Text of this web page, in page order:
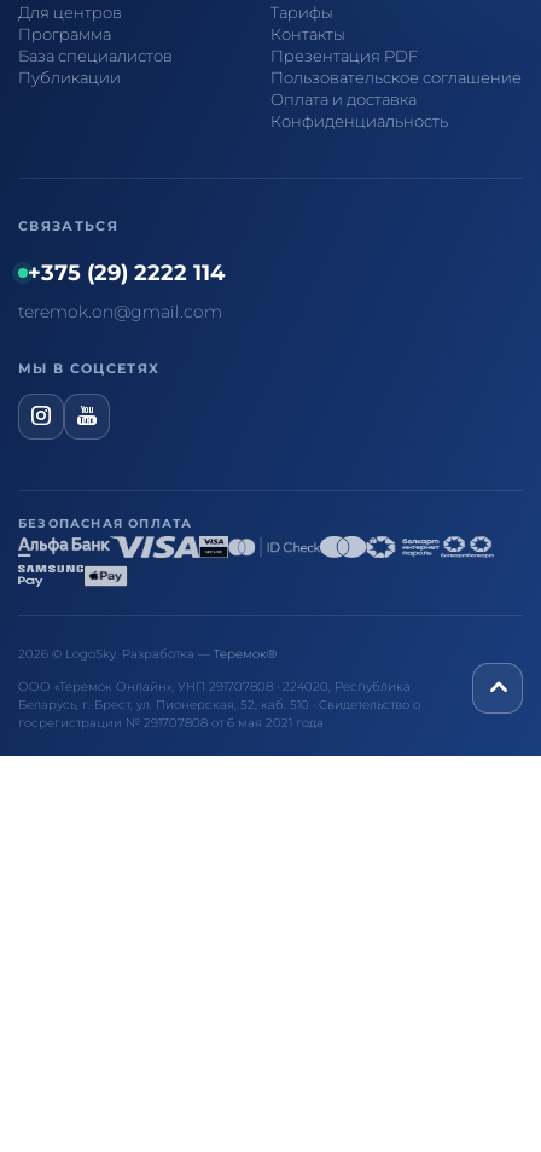
Для центров
Программа
База специалистов
Публикации
Тарифы
Контакты
Презентация PDF
Пользовательское соглашение
Оплата и доставка
Конфиденциальность
СВЯЗАТЬСЯ
+375 (29) 2222 114
teremok.on@gmail.com
МЫ В СОЦСЕТЯХ
БЕЗОПАСНАЯ ОПЛАТА
2026 © LogoSky. Разработка — Теремок®
ООО «Теремок Онлайн», УНП 291707808 · 224020, Республика
Беларусь, г. Брест, ул. Пионерская, 52, каб. 510 · Свидетельство о
госрегистрации № 291707808 от 6 мая 2021 года